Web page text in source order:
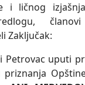
i ličnog
Zaključak:
Petrovac uputi
priznanja